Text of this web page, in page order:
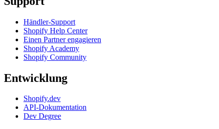
Händler-Support
Shopify Help Center
Einen Partner engagieren
Shopify Academy
Shopify Community
Entwicklung
Shopify.dev
API-Dokumentation
Dev Degree